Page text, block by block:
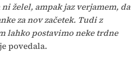
želel, ampak jaz verjamem, da
za nov začetek. Tudi z
lahko postavimo neke trdne
je povedala.